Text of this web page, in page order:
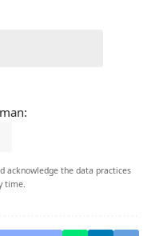
acknowledge the data practices
time.